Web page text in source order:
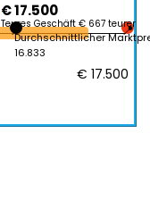
€ 17.500
Teures Geschäft € 667 teurer
Durchschnittlicher
16.833
€ 17.500